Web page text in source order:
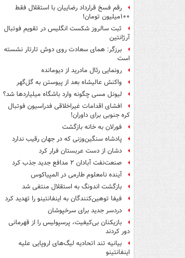
رقم فسخ قرارداد رضاییان با استقلال فقط
۱۰۰میلیون تومان!
ثبت سالروز شکست انگلیس در تقویم فوتبال
آرژانتین
برزگر: همای سعادت روی دوش تارتار نشسته
است
رونمایی رئال مادرید از دیومانده
واکنش عالیشاه بعد از پیوستن به گل‌گهر
لیونل مسی چگونه وارد باشگاه میلیاردها شد؟
افشای اقدامات غیراخلاقی فدراسیون فوتبال
کره جنوبی برای داوران!
فورلان به خانه بازگشت
پادشاه سنگین‌وزنی که در جهان رقیب ندارد
دشان از دست عربستان فرار کرد
صنعت‌نفت آبادان ۲ مدافع جدید جذب کرد
آینده نامعلوم طارمی در المپیاکوس
بازگشت اندونگ به استقلال منتفی شد
فیفا توهین‌کنندگان به اینفانتینو را تهدید کرد
دردسر جدید برای سرخپوشان
بازیکنان بی‌کیفیت، پرسپولیس را از قهرمانی
دور کردند
بیانیه تند اتحادیه لیگ‌های اروپایی علیه
اینفانتینو